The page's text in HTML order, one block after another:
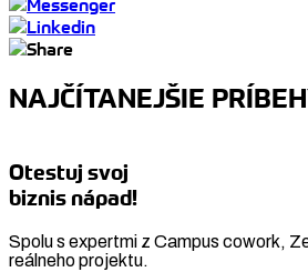
NAJČÍTANEJŠIE
Otestuj svoj
biznis nápad!
Spolu s expertmi z Campus cowork,
reálneho projektu.